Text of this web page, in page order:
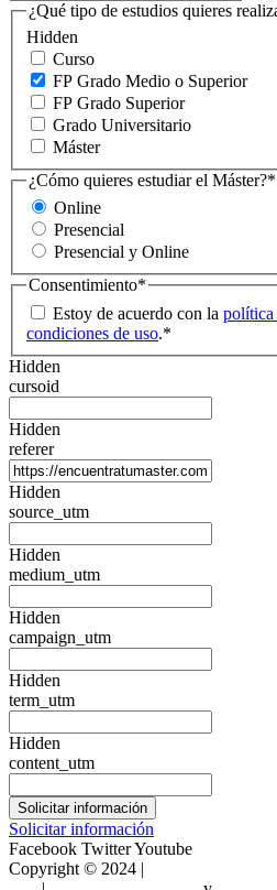
Hidden
¿Qué tipo de estudios quieres
Curso
FP Grado Medio o Superior
FP Grado Superior
Grado Universitario
Máster
¿Cómo quieres estudiar el Máster?*
Online
Presencial
Presencial y Online
Consentimiento*
Estoy de acuerdo con la política
condiciones de uso.*
Hidden
cursoid
Hidden
referer
Hidden
source_utm
Hidden
medium_utm
Hidden
campaign_utm
Hidden
term_utm
Hidden
content_utm
Solicitar información
Facebook TwitterYoutube
Copyright © 2024 |